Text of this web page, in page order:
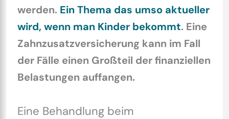
werden. Ein Thema das umso aktueller
wird, wenn man Kinder bekommt. Eine
Zahnzusatzversicherung kann im Fall
der Fälle einen Großteil der finanziellen
Belastungen auffangen.
Eine Behandlung beim